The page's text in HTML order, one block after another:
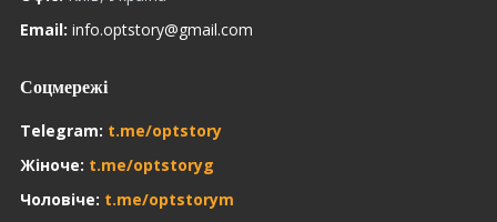
Email: info.optstory@gmail.com
Соцмережі
Telegram: t.me/optstory
Жіноче: t.me/optstoryg
Чоловіче: t.me/optstorym